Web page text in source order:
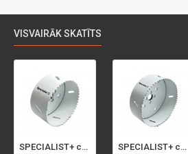
VISVAIRĀK SKATĪTS
SPECIALIST+ caurumu zāģis BI-METAL, 92 mm SPECIALIST+ caurumu zāģis BI-METAL, 98 mm